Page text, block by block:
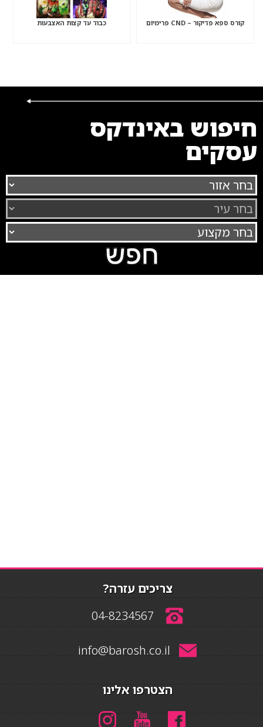
קורס ספא פדיקור – CND פרימיום כבוד עד קצות האצבעות
חיפוש באינדקס
עסקים
צריכים עזרה?
04-8234567
info@barosh.co.il
הצטרפו אלינו